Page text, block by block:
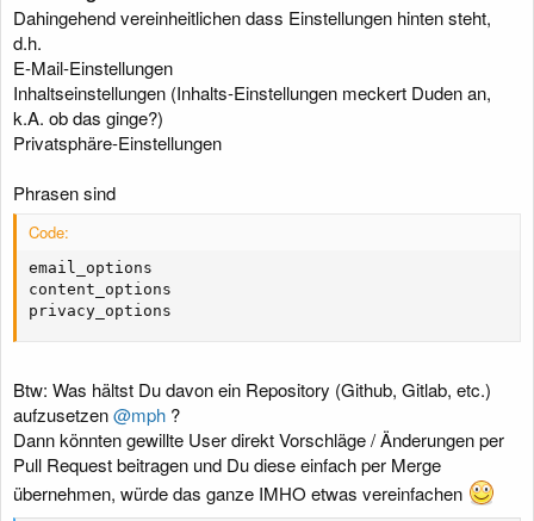
Dahingehend vereinheitlichen dass Einstellungen hinten steht,
d.h.
E-Mail-Einstellungen
Inhaltseinstellungen (Inhalts-Einstellungen meckert Duden an,
k.A. ob das ginge?)
Privatsphäre-Einstellungen
Phrasen sind
Code:
email_options
content_options
privacy_options
Btw: Was hältst Du davon ein Repository (Github, Gitlab, etc.)
aufzusetzen@mph ?
Dann könnten gewillte User direkt Vorschläge / Änderungen per
Pull Request beitragen und Du diese einfach per Merge
übernehmen, würde das ganze IMHO etwas vereinfachen